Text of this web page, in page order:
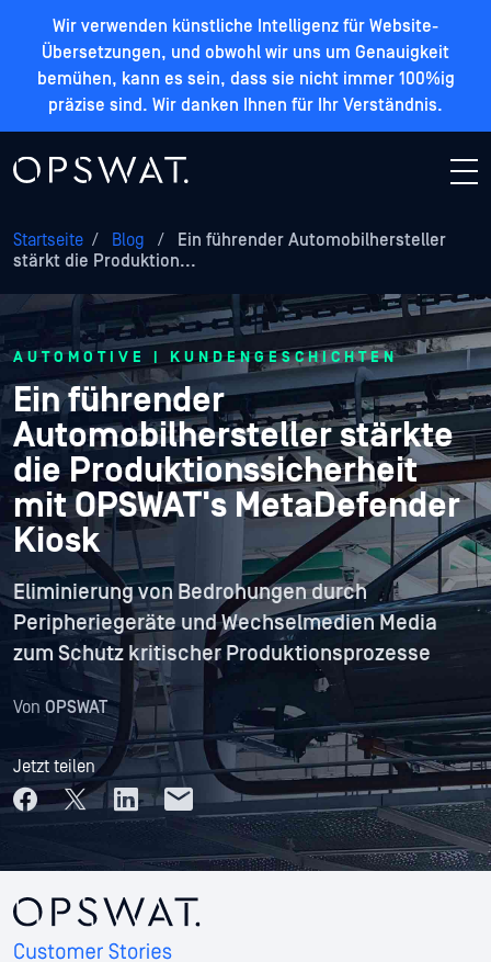
Wir verwenden künstliche Intelligenz für Website-
Übersetzungen, und obwohl wir uns um Genauigkeit
bemühen, kann es sein, dass sie nicht immer 100%ig
präzise sind. Wir danken Ihnen für Ihr Verständnis.
Startseite / Blog /
Ein führender Automobilhersteller
stärkt die Produktion...
AUTOMOTIVE | KUNDENGESCHICHTEN
Ein führender
Automobilhersteller stärkte
die Produktionssicherheit
mit OPSWAT's MetaDefender
Kiosk
Eliminierung von Bedrohungen durch
Peripheriegeräte und Wechselmedien Media
zum Schutz kritischer Produktionsprozesse
Von OPSWAT
Jetzt teilen